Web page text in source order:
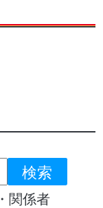
関係者